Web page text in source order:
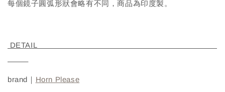
每個鏡子圓弧形狀會略有不同，商品為印度製。
DETAIL
brand｜ Horn Please